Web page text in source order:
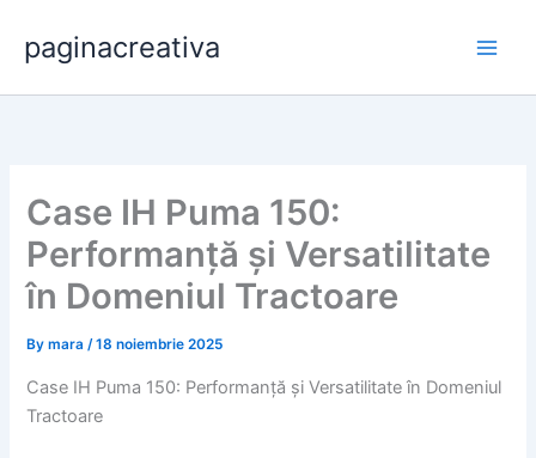
content
paginacreativa
Case IH Puma 150:
Performanță și Versatilitate
în Domeniul Tractoare
Bymara/18 noiembrie 2025
Case IH Puma 150: Performanță și Versatilitate în Domeniul
Tractoare